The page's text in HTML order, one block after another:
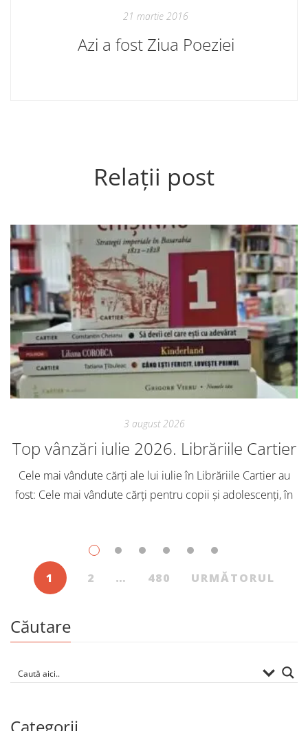
21 martie 2016
Azi a fost Ziua Poeziei
Relații post
3 august 2026
Top vânzări iulie 2026. Librăriile Cartier
Cele mai vândute cărți ale lui iulie în Librăriile Cartier au
fost: Cele mai vândute cărți pentru copii și adolescenți, în
1 2 … 480 URMĂTORUL
Căutare